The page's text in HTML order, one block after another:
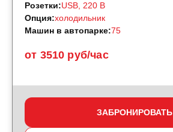
от 3510 руб/час
Розетки:USB, 220 B
Опция:холодильник
Машин в автопарке:75
ЗАБРОНИРОВАТЬ